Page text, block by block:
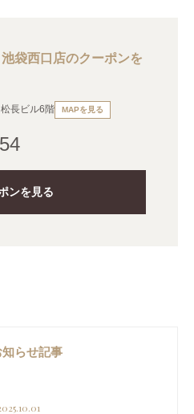
袋西口店のクーポンを
長ビル6階 MAPを見る
ンを見る
知らせ記事